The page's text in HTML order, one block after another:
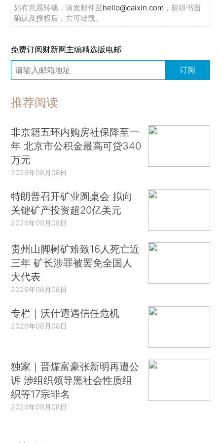
如有意愿转载，请发邮件至hello@caixin.com ，获得书面
确认及授权后，方可转载。
免费订阅财新网主编精选版电邮
订阅
推荐阅读
非京籍五环内购房社保降至一
年 北京市公积金最高可贷340
万元
2026年08月08日
特朗普召开矿业圆桌会 拟向
关键矿产投资超20亿美元
2026年08月08日
贵州山脚树矿难致16人死亡近
三年 矿长涉罪被罢免全国人
大代表
2026年08月08日
专栏｜沃什遭遇信任危机
2026年08月08日
独家｜晋煤富豪张新明再遭公
诉 涉组织领导黑社会性质组
织等17宗罪名
2026年08月08日